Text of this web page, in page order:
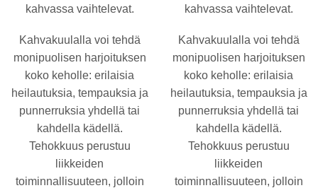
kahvassa vaihtelevat.
Kahvakuulalla voi tehdä
monipuolisen harjoituksen
koko keholle: erilaisia
heilautuksia, tempauksia ja
punnerruksia yhdellä tai
kahdella kädellä.
Tehokkuus perustuu
liikkeiden
toiminnallisuuteen, jolloin
kahvassa vaihtelevat.
Kahvakuulalla voi tehdä
monipuolisen harjoituksen
koko keholle: erilaisia
heilautuksia, tempauksia ja
punnerruksia yhdellä tai
kahdella kädellä.
Tehokkuus perustuu
liikkeiden
toiminnallisuuteen, jolloin